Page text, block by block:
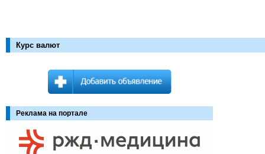
Курс валют
Реклама на портале